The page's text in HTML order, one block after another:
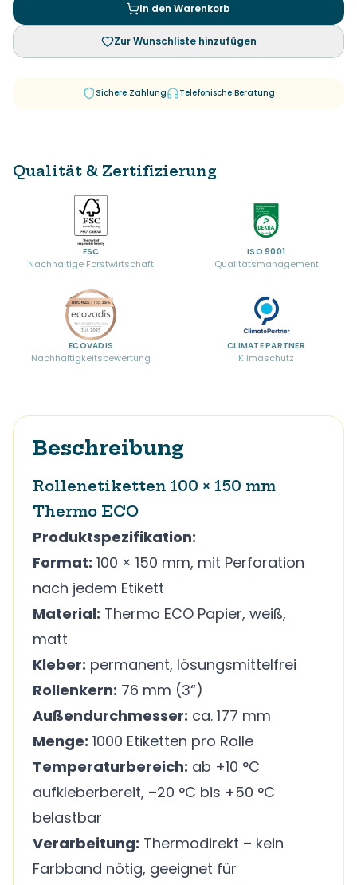
In den Warenkorb
Zur Wunschliste hinzufügen
Sichere Zahlung Telefonische Beratung
Qualität & Zertifizierung
FSC
Nachhaltige Forstwirtschaft
ISO 9001
Qualitätsmanagement
ECOVADIS
Nachhaltigkeitsbewertung
CLIMATE PARTNER
Klimaschutz
Beschreibung
Rollenetiketten 100 × 150 mm
Thermo ECO
Produktspezifikation:
Format: 100 × 150 mm, mit Perforation
nach jedem Etikett
Material: Thermo ECO Papier, weiß,
matt
Kleber: permanent, lösungsmittelfrei
Rollenkern: 76 mm (3“)
Außendurchmesser: ca. 177 mm
Menge: 1000 Etiketten pro Rolle
Temperaturbereich: ab +10 °C
aufkleberbereit, –20 °C bis +50 °C
belastbar
Verarbeitung: Thermodirekt – kein
Farbband nötig, geeignet für